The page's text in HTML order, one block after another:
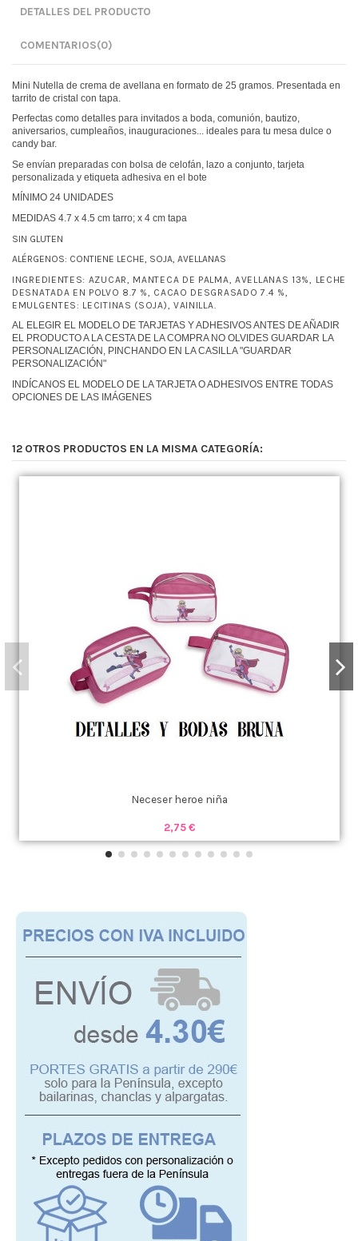
DETALLES DEL PRODUCTO
COMENTARIOS(0)
Mini Nutella de crema de avellana en formato de 25 gramos. Presentada en
tarrito de cristal con tapa.
Perfectas como detalles para invitados a boda, comunión, bautizo,
aniversarios, cumpleaños, inauguraciones... ideales para tu mesa dulce o
candy bar.
Se envían preparadas con bolsa de celofán, lazo a conjunto, tarjeta
personalizada y etiqueta adhesiva en el bote
MÍNIMO 24 UNIDADES
MEDIDAS 4.7 x 4.5 cm tarro; x 4 cm tapa
SIN GLUTEN
ALÉRGENOS: CONTIENE LECHE, SOJA, AVELLANAS
INGREDIENTES: AZUCAR, MANTECA DE PALMA, AVELLANAS 13%, LECHE
DESNATADA EN POLVO 8.7 %, CACAO DESGRASADO 7.4 %,
EMULGENTES: LECITINAS (SOJA), VAINILLA.
AL ELEGIR EL MODELO DE TARJETAS Y ADHESIVOS ANTES DE AÑADIR
EL PRODUCTO A LA CESTA DE LA COMPRA NO OLVIDES GUARDAR LA
PERSONALIZACIÓN, PINCHANDO EN LA CASILLA "GUARDAR
PERSONALIZACIÓN"
INDÍCANOS EL MODELO DE LA TARJETA O ADHESIVOS ENTRE TODAS
OPCIONES DE LAS IMÁGENES
12 OTROS PRODUCTOS EN LA MISMA CATEGORÍA:
Neceser heroe niña
2,75 €